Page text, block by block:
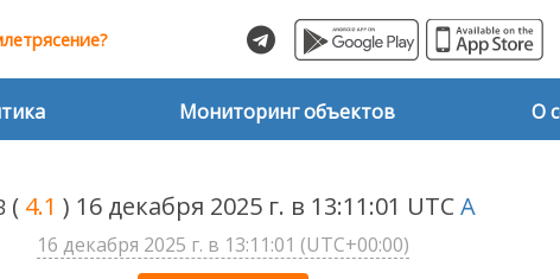
Мониторинг объектов О
( 4.1 ) 16 декабря 2025 г. в 13:11:01 UTCA
16 декабря 2025 г. в 13:11:01 (UTC+00:00)